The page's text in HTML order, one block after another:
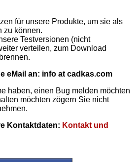
für unsere Produkte, um sie als
zu können.
Testversionen (nicht
verteilen, zum Download
eMail an: info at cadkas.com
haben, einen Bug melden möchten
möchten zögern Sie nicht
Kontaktdaten: Kontakt und